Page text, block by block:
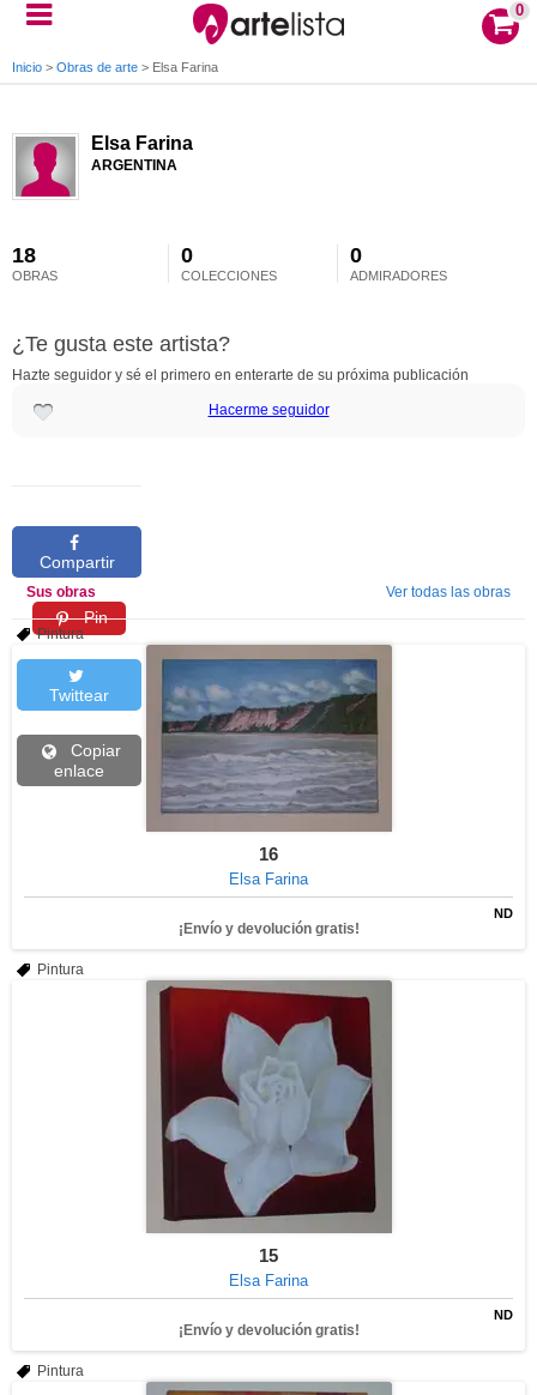
0
Inicio > Obras de arte > Elsa Farina
Elsa Farina
ARGENTINA
18
OBRAS
0
COLECCIONES
0
ADMIRADORES
¿Te gusta este artista?
Hazte seguidor y sé el primero en enterarte de su próxima publicación
Hacerme seguidor
Compartir
Pin
Twittear
Copiar
enlace
Sus obras Ver todas las obras
Pintura
16
Elsa Farina
ND
¡Envío y devolución gratis!
Pintura
15
Elsa Farina
ND
¡Envío y devolución gratis!
Pintura